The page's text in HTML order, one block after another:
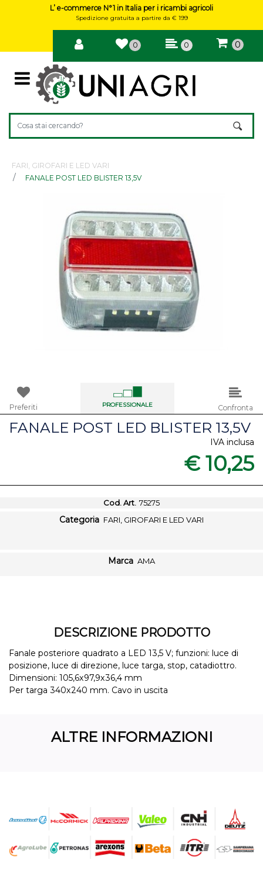
L’ e-commerce N°1 in Italia per i ricambi agricoli
Spedizione gratuita a partire da € 199
0 0 0
Open
Changing a filter automatically updates the other available
FARI, GIROFARI E LED VARI
FANALE POST LED BLISTER 13,5V
Preferiti PROFESSIONALE Confronta
FANALE POST LED BLISTER 13,5V
IVA inclusa
€ 10,25
Cod. Art. 75275
Categoria FARI, GIROFARI E LED VARI
Marca AMA
DESCRIZIONE PRODOTTO
Fanale posteriore quadrato a LED 13,5 V; funzioni: luce di
posizione, luce di direzione, luce targa, stop, catadiottro.
Dimensioni: 105,6x97,9x36,4 mm
Per targa 340x240 mm. Cavo in uscita
ALTRE INFORMAZIONI